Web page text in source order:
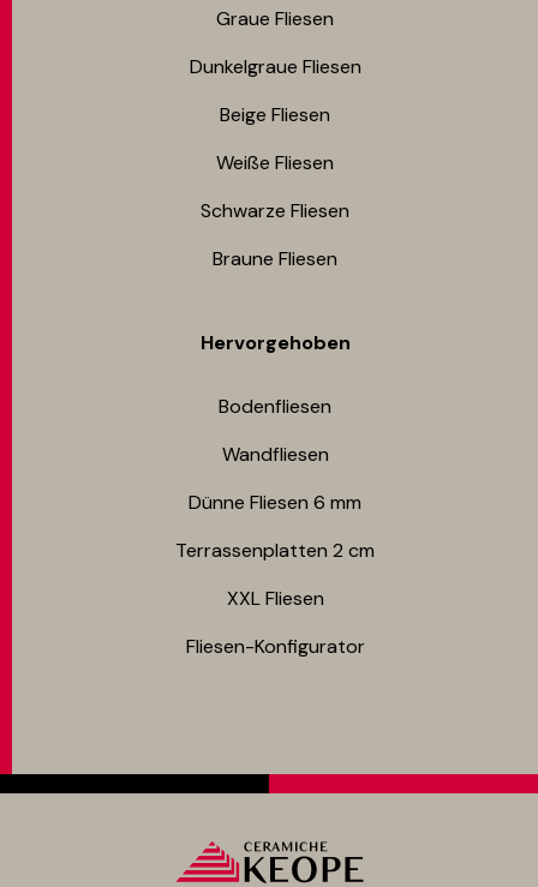
Graue Fliesen
Dunkelgraue Fliesen
Beige Fliesen
Weiße Fliesen
Schwarze Fliesen
Braune Fliesen
Hervorgehoben
Bodenfliesen​
Wandfliesen
Dünne Fliesen 6 mm​
Terrassenplatten 2 cm
XXL Fliesen
Fliesen-Konfigurator